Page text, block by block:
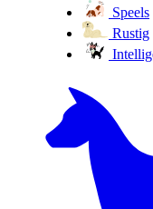
Speels
Rustig